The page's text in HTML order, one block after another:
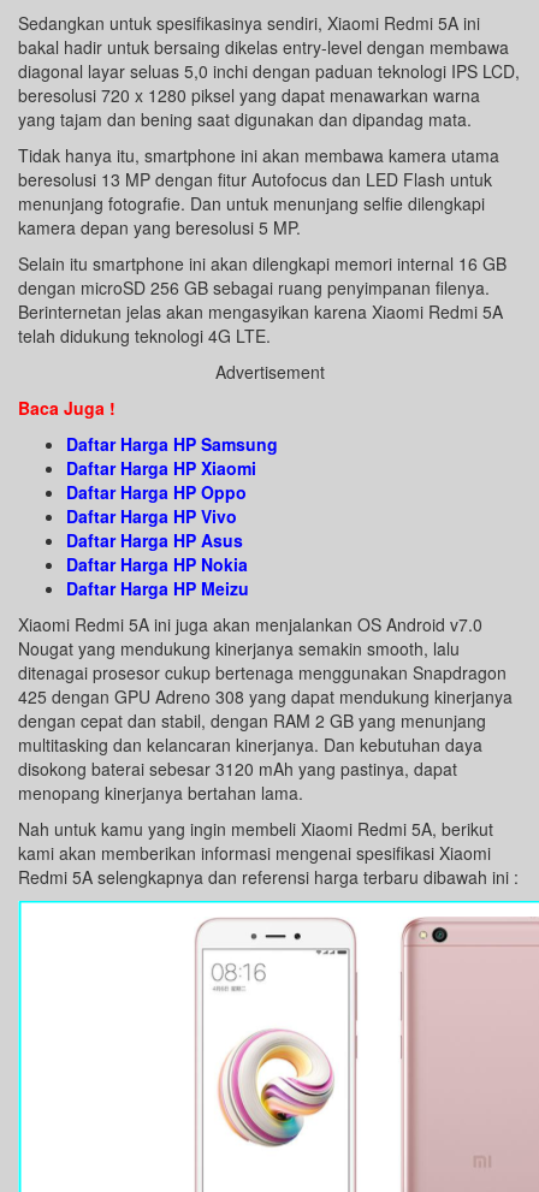
Sedangkan untuk spesifikasinya sendiri, Xiaomi Redmi 5A ini
bakal hadir untuk bersaing dikelas entry-level dengan membawa
diagonal layar seluas 5,0 inchi dengan paduan teknologi IPS LCD,
beresolusi 720 x 1280 piksel yang dapat menawarkan warna
yang tajam dan bening saat digunakan dan dipandag mata.
Tidak hanya itu, smartphone ini akan membawa kamera utama
beresolusi 13 MP dengan fitur Autofocus dan LED Flash untuk
menunjang fotografie. Dan untuk menunjang selfie dilengkapi
kamera depan yang beresolusi 5 MP.
Selain itu smartphone ini akan dilengkapi memori internal 16 GB
dengan microSD 256 GB sebagai ruang penyimpanan filenya.
Berinternetan jelas akan mengasyikan karena Xiaomi Redmi 5A
telah didukung teknologi 4G LTE.
Advertisement
Baca Juga !
Daftar Harga HP Samsung
Daftar Harga HP Xiaomi
Daftar Harga HP Oppo
Daftar Harga HP Vivo
Daftar Harga HP Asus
Daftar Harga HP Nokia
Daftar Harga HP Meizu
Xiaomi Redmi 5A ini juga akan menjalankan OS Android v7.0
Nougat yang mendukung kinerjanya semakin smooth, lalu
ditenagai prosesor cukup bertenaga menggunakan Snapdragon
425 dengan GPU Adreno 308 yang dapat mendukung kinerjanya
dengan cepat dan stabil, dengan RAM 2 GB yang menunjang
multitasking dan kelancaran kinerjanya. Dan kebutuhan daya
disokong baterai sebesar 3120 mAh yang pastinya, dapat
menopang kinerjanya bertahan lama.
Nah untuk kamu yang ingin membeli Xiaomi Redmi 5A, berikut
kami akan memberikan informasi mengenai spesifikasi Xiaomi
Redmi 5A selengkapnya dan referensi harga terbaru dibawah ini :